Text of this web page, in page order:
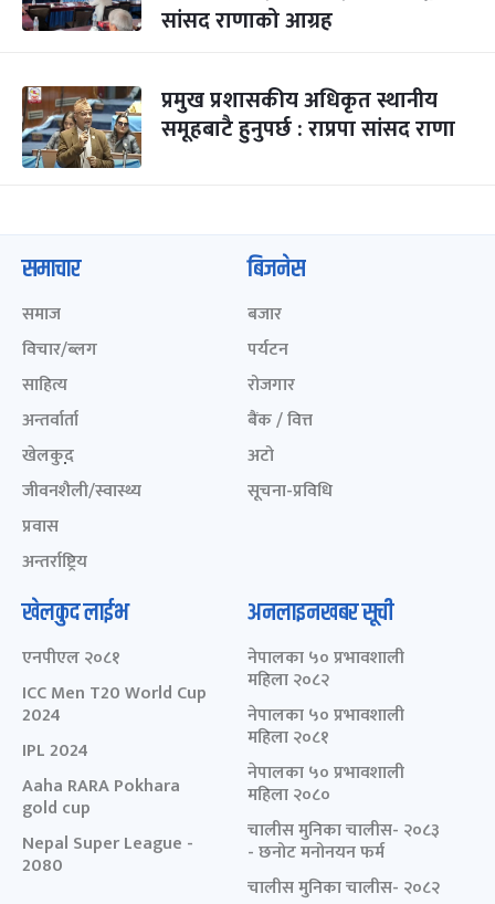
सांसद राणाको आग्रह
प्रमुख प्रशासकीय अधिकृत स्थानीय
समूहबाटै हुनुपर्छ : राप्रपा सांसद राणा
समाचार
समाज
विचार/ब्लग
साहित्य
अन्तर्वार्ता
खेलकुद़़
जीवनशैली/स्वास्थ्य
प्रवास
अन्तर्राष्ट्रिय
बिजनेस
बजार
पर्यटन
रोजगार
बैंक / वित्त
अटो
सूचना-प्रविधि
खेलकुद लाईभ
एनपीएल २०८१
ICC Men T20 World Cup
2024
IPL 2024
Aaha RARA Pokhara
gold cup
Nepal Super League -
2080
अनलाइनखबर सूची
नेपालका ५० प्रभावशाली
महिला २०८२
नेपालका ५० प्रभावशाली
महिला २०८१
नेपालका ५० प्रभावशाली
महिला २०८०
चालीस मुनिका चालीस- २०८३
- छनोट मनोनयन फर्म
चालीस मुनिका चालीस- २०८२